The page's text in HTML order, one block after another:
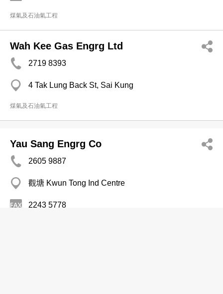
煤氣及石油氣工程
Wah Kee Gas Engrg Ltd
2719 8393
4 Tak Lung Back St, Sai Kung
煤氣及石油氣工程
Yau Sang Engrg Co
2605 9887
觀塘 Kwun Tong Ind Centre
2243 5778